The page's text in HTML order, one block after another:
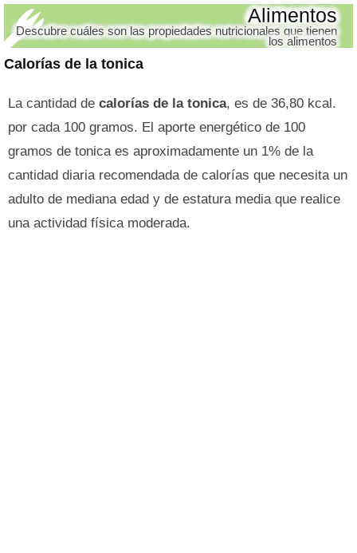
Calorías de la tonica
Alimentos
Descubre cuáles son las propiedades nutricionales que tienen
los alimentos
La cantidad de calorías de la tonica, es de 36,80 kcal.
por cada 100 gramos. El aporte energético de 100
gramos de tonica es aproximadamente un 1% de la
cantidad diaria recomendada de calorías que necesita un
adulto de mediana edad y de estatura media que realice
una actividad física moderada.